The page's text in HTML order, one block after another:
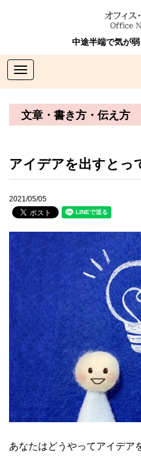
中途半端で気が
Toggle
navigation
文章・書き方・伝え方
アイデアを出すとっ
2021/05/05
あなたはどうやってアイデア